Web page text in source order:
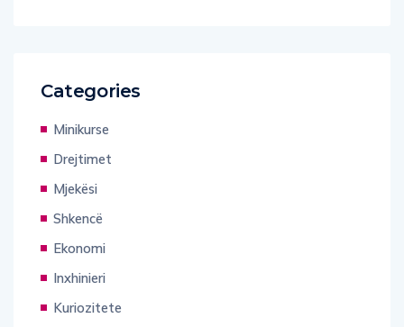
Categories
Minikurse
Drejtimet
Mjekësi
Shkencë
Ekonomi
Inxhinieri
Kuriozitete